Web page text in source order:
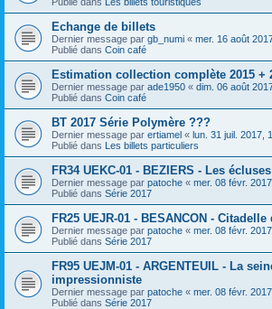
Echange de billets
Dernier message par gb_numi « mer. 16 août
Publié dans Coin café
Estimation collection complète 2015 +
Dernier message par ade1950 « dim. 06 août
Publié dans Coin café
BT 2017 Série Polymère ???
Dernier message par ertiamel « lun. 31 juil. 2017,
Publié dans Les billets particuliers
FR34 UEKC-01 - BEZIERS - Les
Dernier message par patoche « mer. 08 févr.
Publié dans Série 2017
FR25 UEJR-01 - BESANCON -
Dernier message par patoche « mer. 08 févr.
Publié dans Série 2017
FR95 UEJM-01 - ARGENTEUIL - La
impressionniste
Dernier message par patoche « mer. 08 févr.
Publié dans Série 2017